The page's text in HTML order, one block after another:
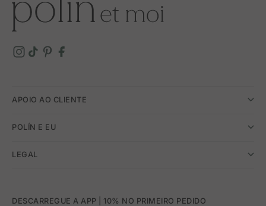
APOIO AO CLIENTE
POLÍN E EU
LEGAL
DESCARREGUE A APP | 10% NO PRIMEIRO PEDIDO